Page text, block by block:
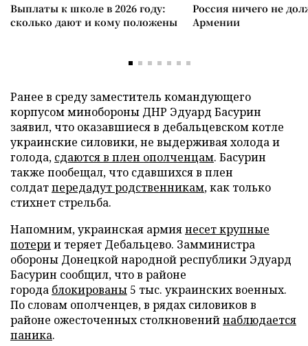
Выплаты к школе в 2026 году:
сколько дают и кому положены
Россия ничего не
Армении
Ранее в среду заместитель командующего
корпусом минобороны ДНР Эдуард Басурин
заявил, что оказавшиеся в дебальцевском котле
украинские силовики, не выдерживая холода и
голода, сдаются в плен ополченцам. Басурин
также пообещал, что сдавшихся в плен
солдатпередадут родственникам, как только
стихнет стрельба.
Напомним, украинская армиянесет крупные
потерии теряет Дебальцево. Замминистра
обороны Донецкой народной республики Эдуард
Басурин сообщил, что в районе
города блокированы 5 тыс. украинских военных.
По словам ополченцев, в рядах силовиков в
районе ожесточенных столкновенийнаблюдается
паника.